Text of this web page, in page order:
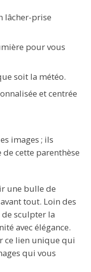
lâcher-prise
pour vous
soit la météo.
et centrée
images ; ils
cette parenthèse
une bulle de
tout. Loin des
sculpter la
avec élégance.
ce lien unique qui
qui vous